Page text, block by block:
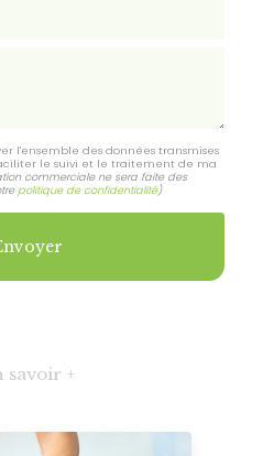
l'ensemble des données transmises
le suivi et le traitement de ma
commerciale ne sera faite des
politique de confidentialité)
savoir +